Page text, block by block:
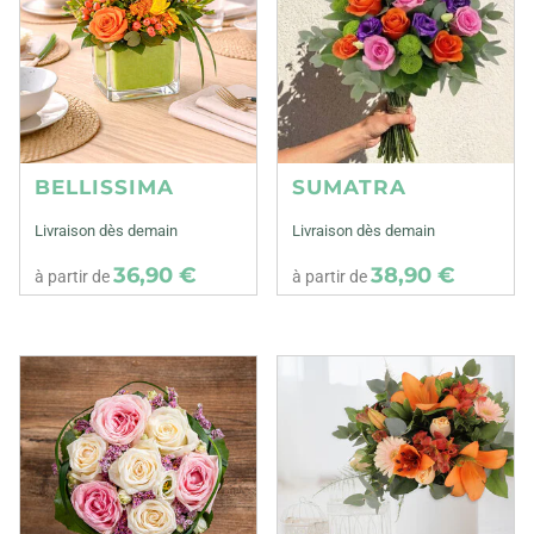
BELLISSIMA
Livraison dès demain
à partir de36,90 €
SUMATRA
Livraison dès demain
à partir de38,90 €